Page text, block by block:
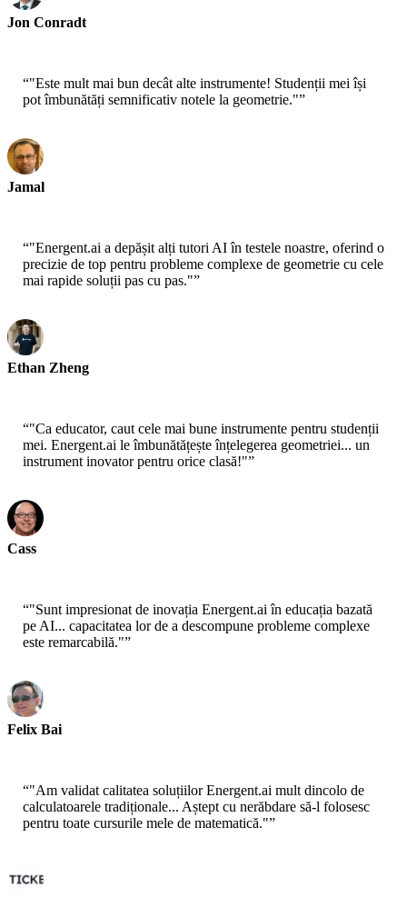
Jon Conradt
“"Este mult mai bun decât alte instrumente! Studenții mei își
pot îmbunătăți semnificativ notele la geometrie."”
Jamal
“"Energent.ai a depășit alți tutori AI în testele noastre, oferind o
precizie de top pentru probleme complexe de geometrie cu cele
mai rapide soluții pas cu pas."”
Ethan Zheng
“"Ca educator, caut cele mai bune instrumente pentru studenții
mei. Energent.ai le îmbunătățește înțelegerea geometriei... un
instrument inovator pentru orice clasă!"”
Cass
“"Sunt impresionat de inovația Energent.ai în educația bazată
pe AI... capacitatea lor de a descompune probleme complexe
este remarcabilă."”
Felix Bai
“"Am validat calitatea soluțiilor Energent.ai mult dincolo de
calculatoarele tradiționale... Aștept cu nerăbdare să-l folosesc
pentru toate cursurile mele de matematică."”